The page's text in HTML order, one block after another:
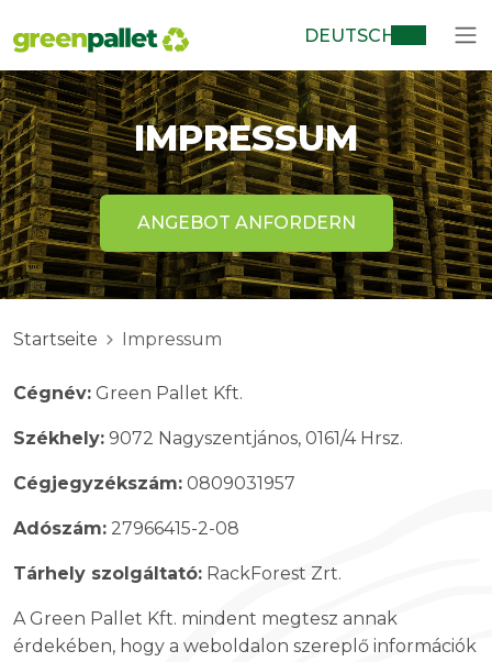
DEUTSCH
IMPRESSUM
ANGEBOT ANFORDERN
Startseite Impressum
Cégnév: Green Pallet Kft.
Székhely: 9072 Nagyszentjános, 0161/4 Hrsz.
Cégjegyzékszám: 0809031957
Adószám: 27966415-2-08
Tárhely szolgáltató: RackForest Zrt.
A Green Pallet Kft. mindent megtesz annak
érdekében, hogy a weboldalon szereplő információk